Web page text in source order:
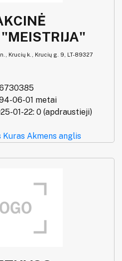
"MEISTRIJA"
Krucių k., Krucių g. 9, LT-89327
06-01 metai
01-22: 0 (apdraustieji)
Kuras Akmens anglis